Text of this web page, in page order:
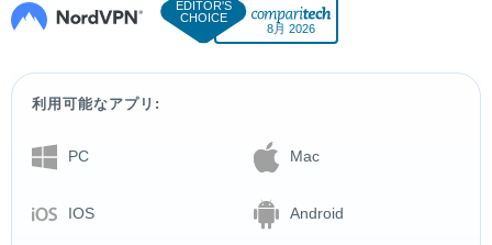
8月 2026
利用可能なアプリ:
PC Mac
IOS Android